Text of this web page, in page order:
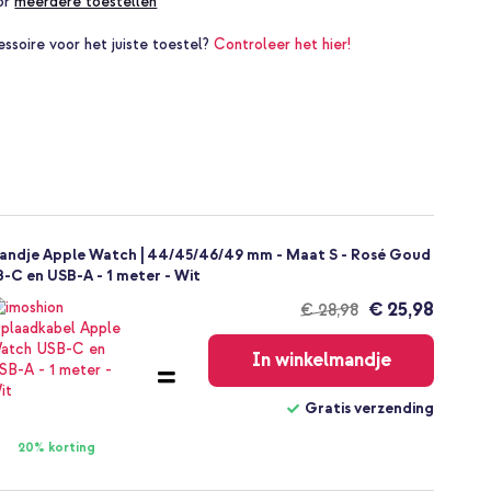
voor het juiste toestel?Controleer het hier!
Apple Watch | 44/45/46/49 mm - Maat S - Rosé Goud
C en USB-A - 1 meter - Wit
20% korting
€ 28,98
Gratis
verzending
€ 25,98
In winkelmandje
Gratis verzending